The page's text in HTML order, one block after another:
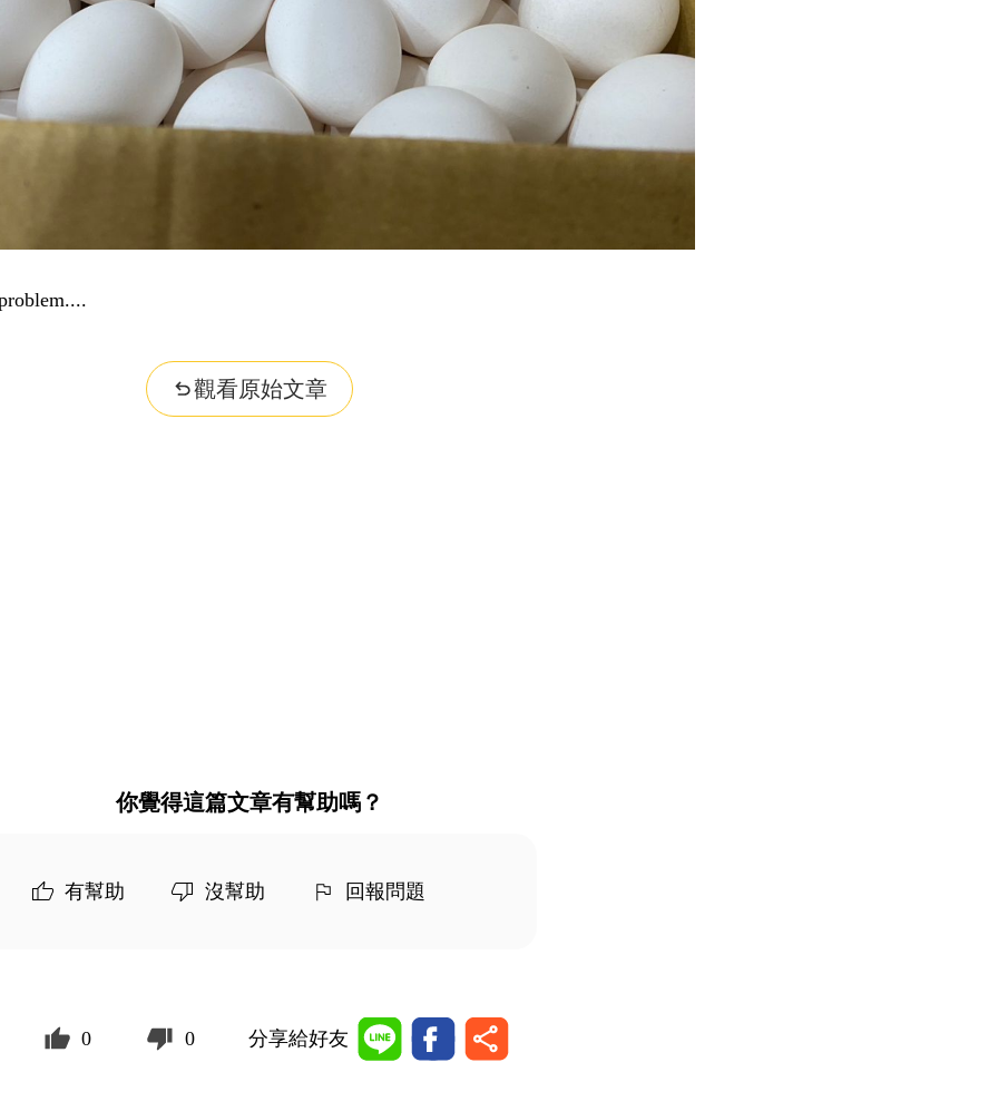
觀看原始文章
你覺得這篇文章有幫助嗎？
有幫助 沒幫助 回報問題
0 0 分享給好友